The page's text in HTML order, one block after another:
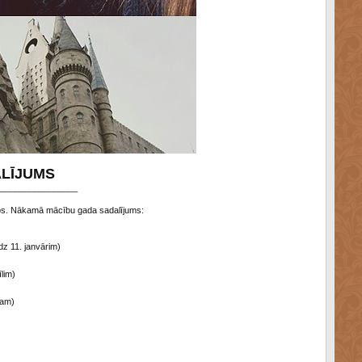
Nākamā mācību gada sadalījums:
11. janvārim)